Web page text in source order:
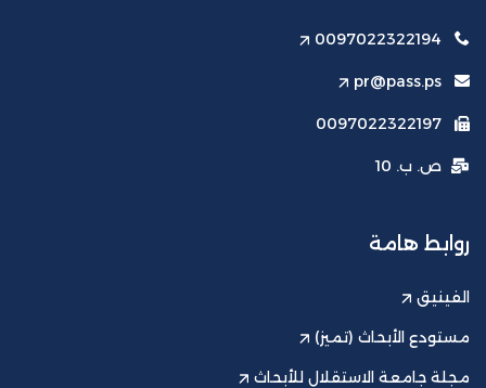
0097022322194
pr@pass.ps
0097022322197
ص. ب. 10
روابط هامة
الفينيق
مستودع الأبحاث (تميز)
مجلة جامعة الاستقلال للأبحاث